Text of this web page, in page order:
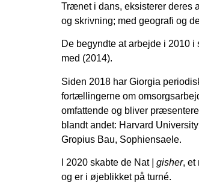
Trænet i dans, eksisterer deres
og skrivning; med geografi og
De begyndte at arbejde i 2010
med (2014).
Siden 2018 har Giorgia
fortællingerne om
omfattende og bliver
blandt andet: Harvard
Gropius Bau, Sophiensaele.
I 2020 skabte de Nat| gisher, et
og er i øjeblikket på turné.